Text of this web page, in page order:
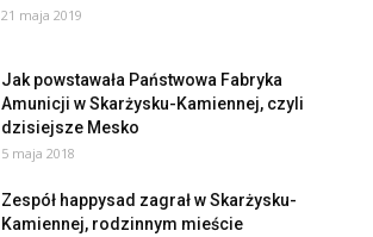
21 maja 2019
Jak powstawała Państwowa Fabryka
Amunicji w Skarżysku-Kamiennej, czyli
dzisiejsze Mesko
5 maja 2018
Zespół happysad zagrał w Skarżysku-
Kamiennej, rodzinnym mieście